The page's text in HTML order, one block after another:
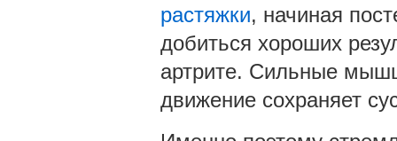
растяжки, начиная
добиться хороших
артрите. Сильные
движение сохраняет